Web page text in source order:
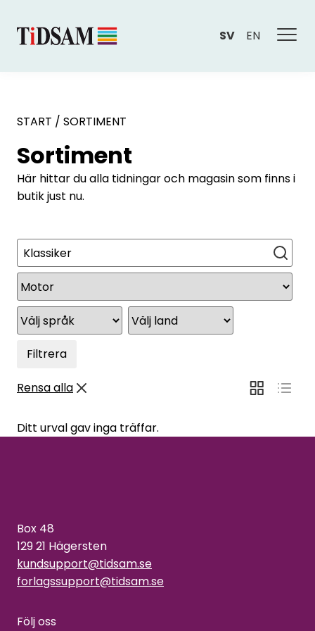
SV EN
START / SORTIMENT
Sortiment
Här hittar du alla tidningar och magasin som finns i
butik just nu.
Sök
Filtrera
Rensa alla
Ditt urval gav inga träffar.
Box 48
129 21 Hägersten
kundsupport@tidsam.se
forlagssupport@tidsam.se
Följ oss